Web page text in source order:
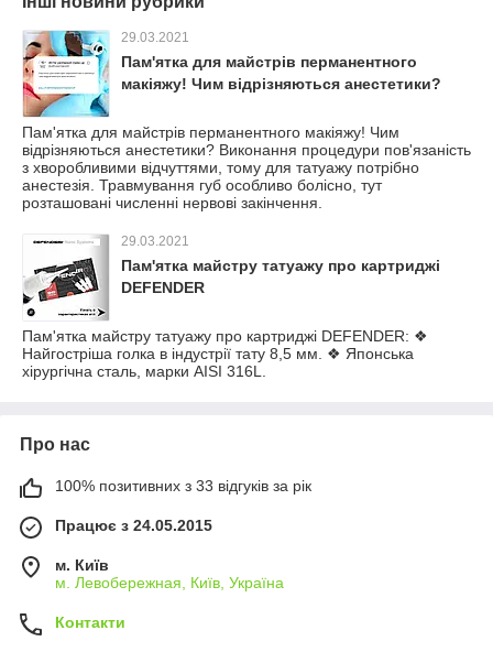
29.03.2021
Пам'ятка для майстрів перманентного
макіяжу! Чим відрізняються анестетики?
Пам'ятка для майстрів перманентного макіяжу! Чим
відрізняються анестетики? Виконання процедури пов'язаність
з хворобливими відчуттями, тому для татуажу потрібно
анестезія. Травмування губ особливо болісно, тут
розташовані численні нервові закінчення.
29.03.2021
Пам'ятка майстру татуажу про картриджі
DEFENDER
Пам'ятка майстру татуажу про картриджі DEFENDER: ❖
Найгостріша голка в індустрії тату 8,5 мм. ❖ Японська
хірургічна сталь, марки AISI 316L.
Про нас
100% позитивних з 33 відгуків за рік
Працює з 24.05.2015
м. Київ
м. Левобережная, Київ, Україна
Контакти